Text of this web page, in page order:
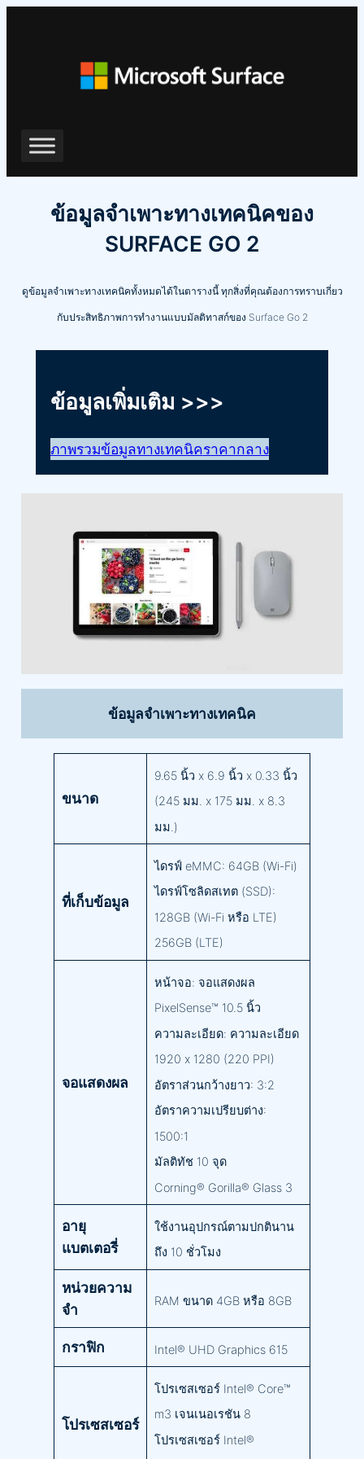
ข้อมูลจำเพาะทางเทคนิคของ
SURFACE GO 2
ดูข้อมูลจำเพาะทางเทคนิคทั้งหมดได้ในตารางนี้ ทุกสิ่งที่คุณต้องการทราบเกี่ยว
กับประสิทธิภาพการทำงานแบบมัลติทาสก์ของ Surface Go 2
ข้อมูลเพิ่มเติม >>>
ภาพรวมข้อมูลทางเทคนิคราคากลาง
ข้อมูลจำเพาะทางเทคนิค
ขนาด
9.65 นิ้ว x 6.9 นิ้ว x 0.33 นิ้ว
(245 มม. x 175 มม. x 8.3
มม.)
ที่เก็บข้อมูล
ไดรฟ์ eMMC: 64GB (Wi-Fi)
ไดรฟ์โซลิดสเทต (SSD):
128GB (Wi-Fi หรือ LTE)
256GB (LTE)
จอแสดงผล
หน้าจอ: จอแสดงผล
PixelSense™ 10.5 นิ้ว
ความละเอียด: ความละเอียด
1920 x 1280 (220 PPI)
อัตราส่วนกว้างยาว: 3:2
อัตราความเปรียบต่าง:
1500:1
มัลติทัช 10 จุด
Corning® Gorilla® Glass 3
อายุ
แบตเตอรี่
ใช้งานอุปกรณ์ตามปกตินาน
ถึง 10 ชั่วโมง
หน่วยความ
จำ
RAM ขนาด 4GB หรือ 8GB
กราฟิก Intel® UHD Graphics 615
โปรเซสเซอร์
โปรเซสเซอร์ Intel® Core™
m3 เจนเนอเรชัน 8
โปรเซสเซอร์ Intel®